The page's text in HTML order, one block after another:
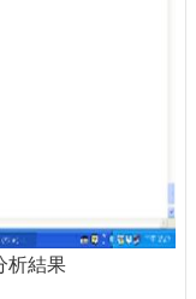
析結果